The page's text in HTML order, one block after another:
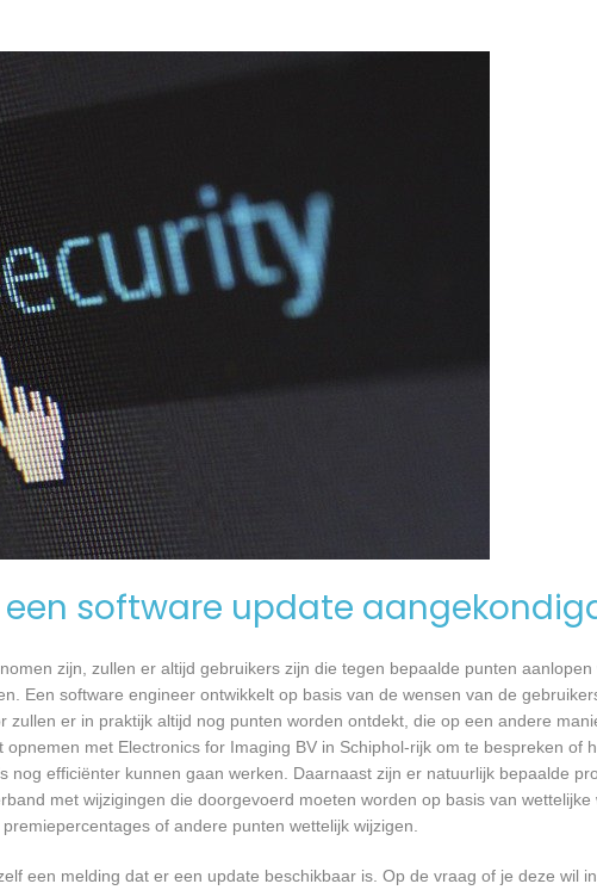
software update
zijn, zullen er altijd gebruikers zijn die tegen bepaalde punten aanlopen
Een software engineer ontwikkelt op basis van de wensen van de
zullen er in praktijk altijd nog punten worden ontdekt, die op een andere
met Electronics for Imaging BV in Schiphol-rijk om te bespreken of
efficiënter kunnen gaan werken. Daarnaast zijn er natuurlijk bepaalde
met wijzigingen die doorgevoerd moeten worden op basis van wettelijke
of andere punten wettelijk wijzigen.
een melding dat er een update beschikbaar is. Op de vraag of je deze wil